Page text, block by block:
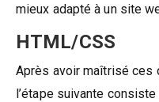
mieux adapté à un site
HTML/CSS
Après avoir maîtrisé
l’étape suivante